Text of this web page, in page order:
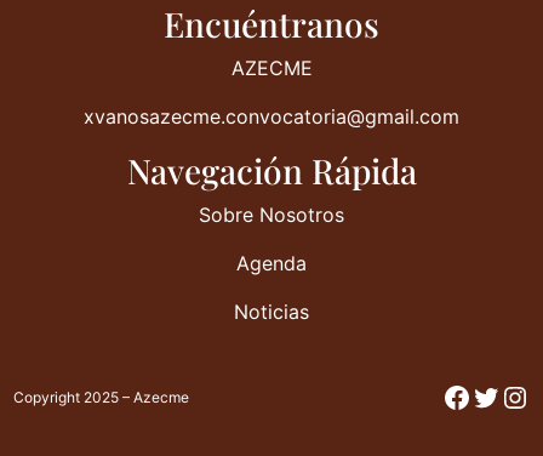
Encuéntranos
AZECME
xvanosazecme.convocatoria@gmail.com
Navegación Rápida
Sobre Nosotros
Agenda
Noticias
Copyright 2025 – Azecme